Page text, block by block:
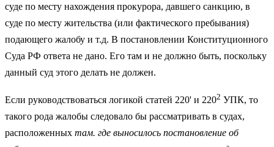
суде по месту нахождения прокурора, давшего санкцию, в
суде по месту жительства (или фактическо­го пребывания)
подающего жалобу и т.д. В постановлении Конституцион­ного
Суда РФ ответа не дано. Его там и не должно быть, поскольку
данный суд этого делать не должен.
Если руководствоваться логикой статей 220' и 2202 УПК, то
такого рода жалобы следовало бы рассматривать в судах,
расположенных там. где вы­носилось постановление об